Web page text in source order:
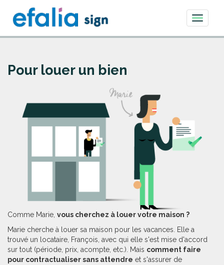
Toggle
Pour louer un bien
Comme Marie, vous cherchez à louer votre maison ?
Marie cherche à louer sa maison pour les vacances. Elle a
trouvé un locataire, François, avec qui elle s'est mise d'accord
sur tout (période, prix, acompte, etc.). Mais comment faire
pour contractualiser sans attendre et s'assurer de